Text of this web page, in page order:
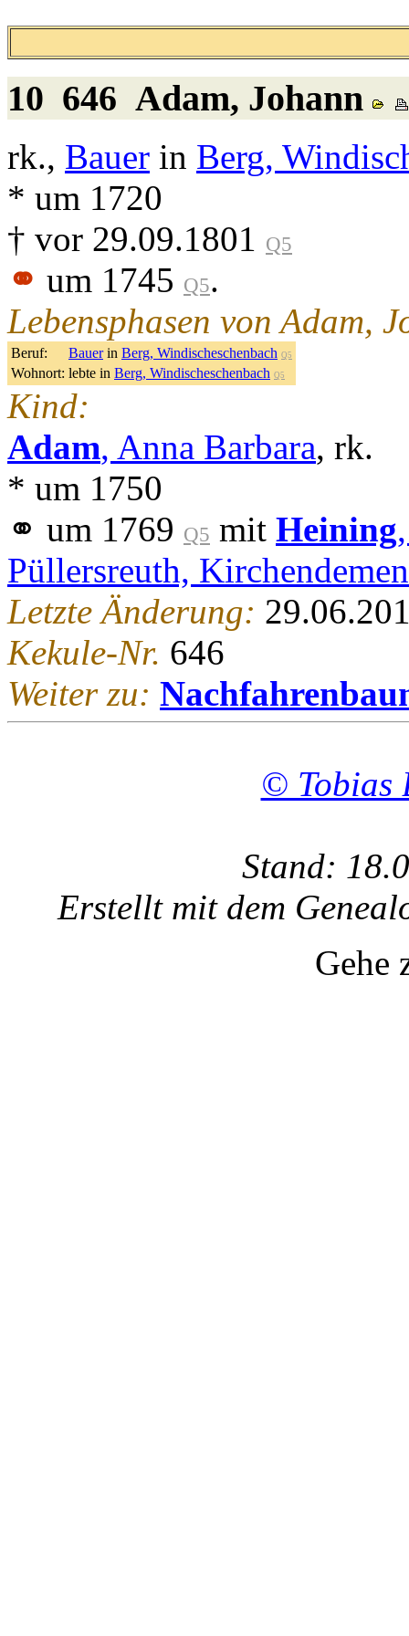
10 646 Adam, Johann
rk., Bauer in Berg,
* um 1720
† vor 29.09.1801 Q5
⚭ um 1745 Q5.
Lebensphasen von Adam,
Beruf: Bauerin Berg, Windischeschenbach Q5
Wohnort: lebte in Berg, Windischeschenbach Q5
Kind:
Adam, Anna Barbara, rk.
* um 1750
⚭ um 1769 Q5 mit Heining
Püllersreuth,
Letzte Änderung:
Kekule-Nr. 646
Weiter zu:
© Tobias
Stand:
Erstellt mit dem
Gehe